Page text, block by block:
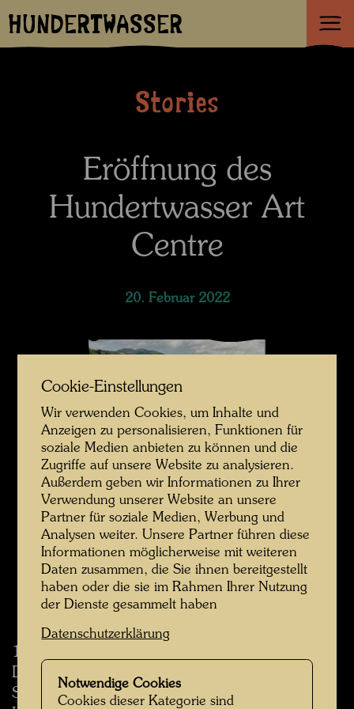
HUNDERTWASSER
Stories
Eröffnung des
Hundertwasser Art
Centre
20. Februar 2022
Poster
1993 wurde Hundertwasser vom Whangārei
District Council vertreten durch Bürgermeister
Stan Semenoff eingeladen, das Gebäude einer
Cookie-Einstellungen
Wir verwenden Cookies, um Inhalte und
Anzeigen zu personalisieren, Funktionen für
soziale Medien anbieten zu können und die
Zugriffe auf unsere Website zu analysieren.
Außerdem geben wir Informationen zu Ihrer
Verwendung unserer Website an unsere
Partner für soziale Medien, Werbung und
Analysen weiter. Unsere Partner führen diese
Informationen möglicherweise mit weiteren
Daten zusammen, die Sie ihnen bereitgestellt
haben oder die sie im Rahmen Ihrer Nutzung
der Dienste gesammelt haben
Datenschutzerklärung
Notwendige Cookies
Cookies dieser Kategorie sind